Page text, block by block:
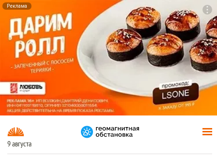
Реклама
9 августа